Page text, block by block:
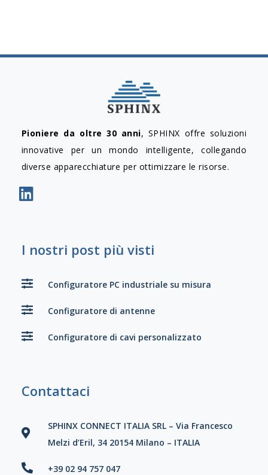
Pioniere da oltre 30 anni, SPHINX offre soluzioni
innovative per un mondo intelligente, collegando
diverse apparecchiature per ottimizzare le risorse.
I nostri post più visti
Configuratore PC industriale su misura
Configuratore di antenne
Configuratore di cavi personalizzato
Contattaci
SPHINX CONNECT ITALIA SRL – Via Francesco
Melzi d’Eril, 34 20154 Milano – ITALIA
+39 02 94 757 047